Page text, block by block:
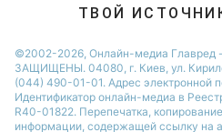
ТВОЙ
©2002-2026, Онлайн-медиа Главред
ЗАЩИЩЕНЫ. 04080, г. Киев, ул.
(044) 490-01-01. Адрес электронной
Идентификатор онлайн-медиа в
R40-01822. Перепечатка,
информации, содержащей ссылку на